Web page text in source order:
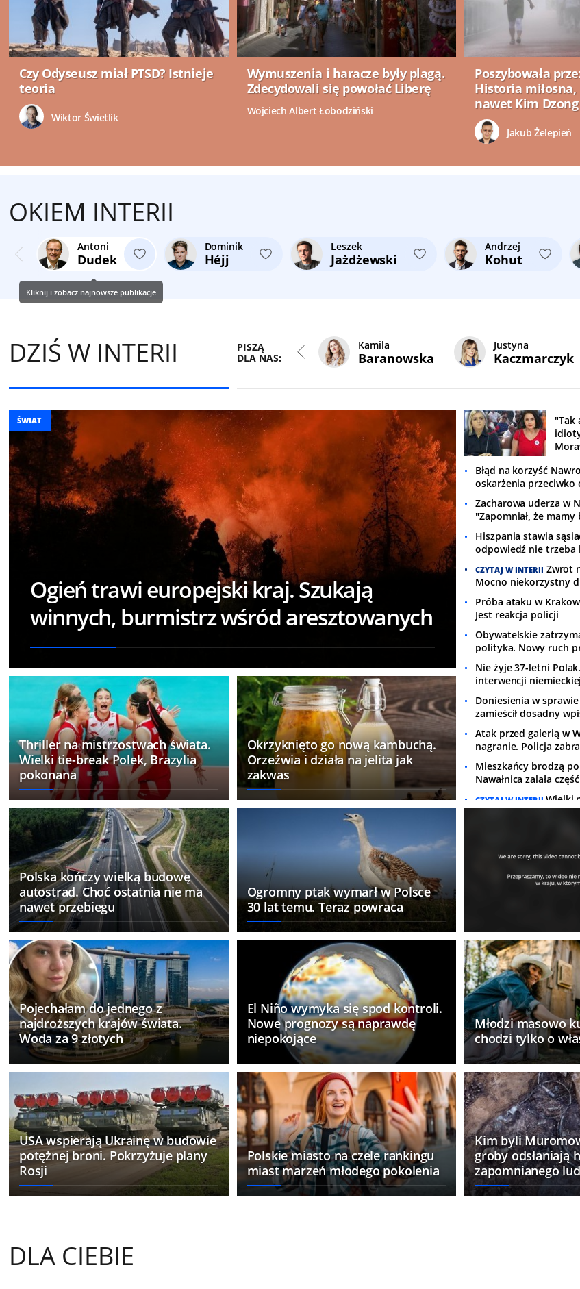
Czy Odyseusz miał PTSD? Istnieje
teoria
Wiktor Świetlik
Wymuszenia i haracze były plagą.
Zdecydowali się powołać Liberę
Wojciech Albert Łobodziński
Poszybowała
Historia
nawet Kim
Jakub Żelepień
OKIEM INTERII
Antoni
Dudek
Dominik
Héjj
Leszek
Jażdżewski
Andrzej
Kohut
Kliknij i zobacz najnowsze publikacje
DZIŚ W INTERII
PISZĄ
DLA NAS:
Łukasz
Szpyrka
Tomasz
Walczak
Piotr
Witwicki
Kamila
Baranowska
Justyna
Kaczmarczyk
ŚWIAT
Ogień trawi europejski kraj. Szukają
winnych, burmistrz wśród aresztowanych
"Tak
Błąd na korzyść
oskarżenia przeciwko
Zacharowa uderza w
"Zapomniał, że
Hiszpania stawia
odpowiedź nie trzeba
CZYTAJ W INTERII Zwrot
Mocno niekorzystny
Próba ataku w
Jest reakcja policji
Obywatelskie
polityka. Nowy ruch
Nie żyje 37-letni
interwencji
Doniesienia w
zamieścił dosadny
Atak przed galerią w
nagranie. Policja
Mieszkańcy brodzą
Nawałnica zalała
CZYTAJ W INTERII Wielki
na wicepremiera. W
Ukraińcy drwią z
TYLKO W INTERII
Trzeba natychmiast
wskaźnika
WIĘCEJ WYDARZEŃ
Thriller na mistrzostwach świata.
Wielki tie-break Polek, Brazylia
pokonana
Okrzyknięto go nową kambuchą.
Orzeźwia i działa na jelita jak
zakwas
Polska kończy wielką budowę
autostrad. Choć ostatnia nie ma
nawet przebiegu
Ogromny ptak wymarł w Polsce
30 lat temu. Teraz powraca
Pojechałam do jednego z
najdroższych krajów świata.
Woda za 9 złotych
El Niño wymyka się spod kontroli.
Nowe prognozy są naprawdę
niepokojące
Młodzi masowo
chodzi tylko o
USA wspierają Ukrainę w budowie
potężnej broni. Pokrzyżuje plany
Rosji
Polskie miasto na czele rankingu
miast marzeń młodego pokolenia
Kim byli
groby odsłaniają
zapomnianego
DLA CIEBIE
odstrasza turystów, a ma być gorzej